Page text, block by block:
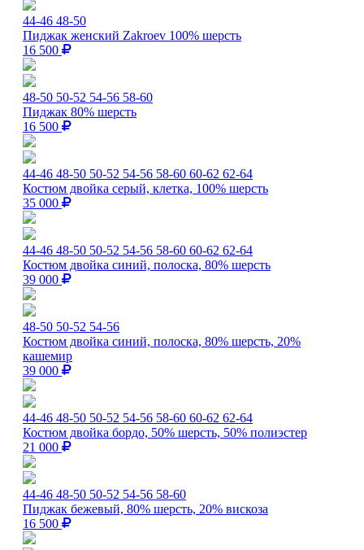
44-46 48-50
Пиджак женский Zakroev 100% шерсть
16 500
48-50 50-52 54-56 58-60
Пиджак 80% шерсть
16 500
44-46 48-50 50-52 54-56 58-60 60-62 62-64
Костюм двойка серый, клетка, 100% шерсть
35 000
44-46 48-50 50-52 54-56 58-60 60-62 62-64
Костюм двойка синий, полоска, 80% шерсть
39 000
48-50 50-52 54-56
Костюм двойка синий, полоска, 80% шерсть, 20%
кашемир
39 000
44-46 48-50 50-52 54-56 58-60 60-62 62-64
Костюм двойка бордо, 50% шерсть, 50% полиэстер
21 000
44-46 48-50 50-52 54-56 58-60
Пиджак бежевый, 80% шерсть, 20% вискоза
16 500